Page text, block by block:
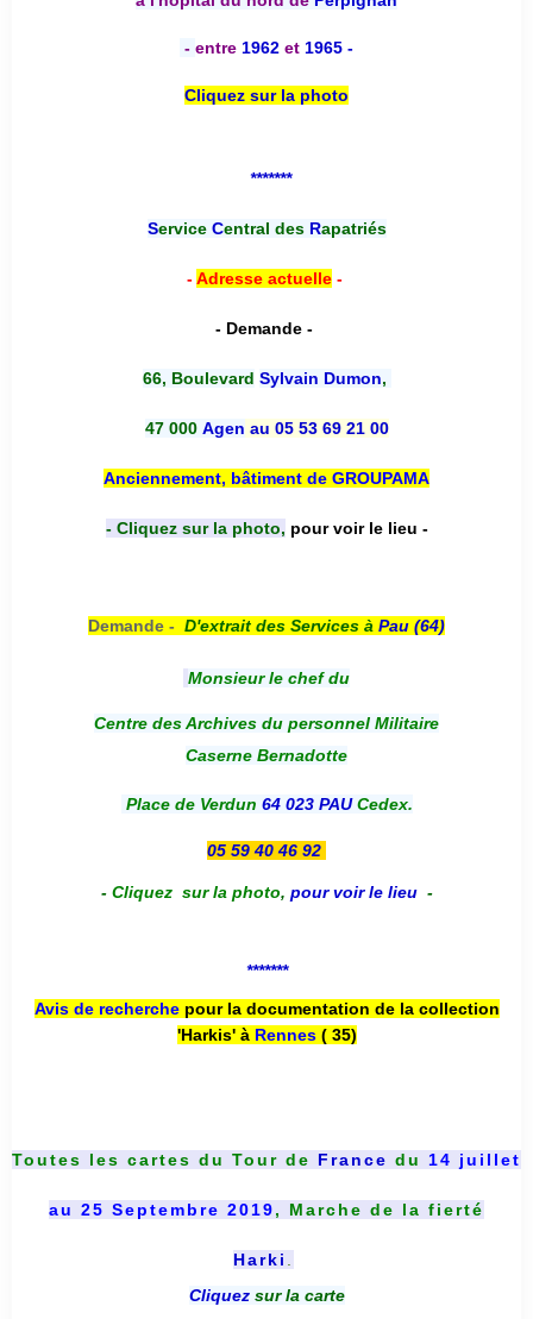
- entre 1962 et 1965 -
Cliquez sur la photo
*******
Service Central desRapatriés
-Adresse actuelle-
- Demande -
66, Boulevard Sylvain Dumon,
47 000 Agen au 05 53 69 21 00
Anciennement, bâtiment de GROUPAMA
- Cliquez sur la photo, pour voir le lieu -
Demande - D'extrait des Services à Pau (64)
Monsieur le chef du
Centre des Archives du personnel Militaire
Caserne Bernadotte
Place de Verdun 64 023 PAUCedex.
05 59 40 46 92
- Cliquez sur la photo, pour voir le lieu -
*******
Avis de recherche pour la documentation de la collection
'Harkis' à Rennes( 35)
Toutes les cartes du Tour de France du 14 juillet
au 25 Septembre 2019, Marche de la fierté
Harki
Cliquez sur la carte